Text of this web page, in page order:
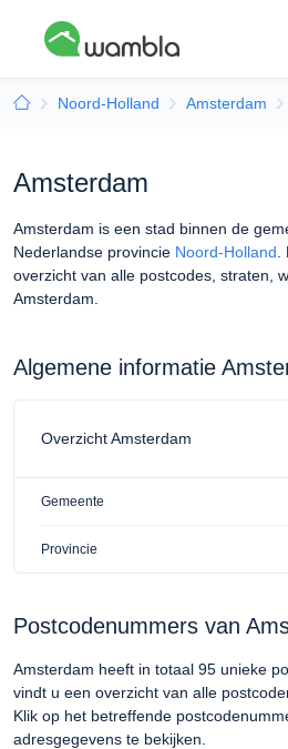
Noord-Holland Amsterdam
Amsterdam
Amsterdam is een stad binnen de
Nederlandse provincie Noord-Holland
overzicht van alle postcodes, straten,
Amsterdam.
Algemene informatie
Overzicht Amsterdam
Gemeente
Provincie
Postcodenummers van
Amsterdam heeft in totaal 95 unieke
vindt u een overzicht van alle
Klik op het betreffende
adresgegevens te bekijken.